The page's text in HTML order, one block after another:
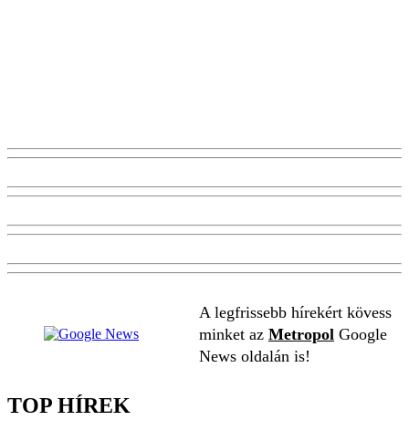
A legfrissebb hírekért kövess
minket az Metropol Google
News oldalán is!
TOP HÍREK